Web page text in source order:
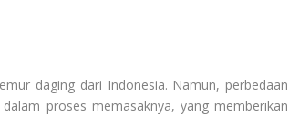
daging dari Indonesia. Namun, perbedaan
proses memasaknya, yang memberikan